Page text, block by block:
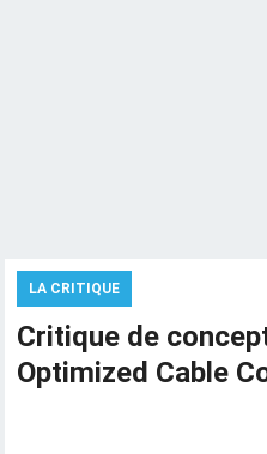
LA CRITIQUE
Critique de
Optimized Cable